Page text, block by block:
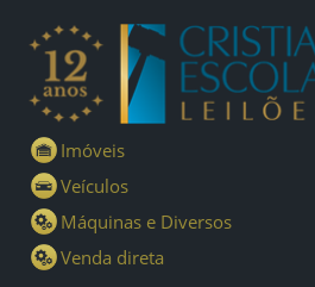
Imóveis
Veículos
Máquinas e Diversos
Venda direta